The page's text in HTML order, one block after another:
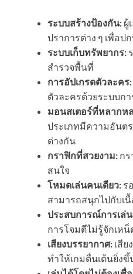
ระบบสร้างป้องกัน: ผู้
ปราการต่าง ๆ เพื่อป
ระบบเก็บทรัพยากร:
สำรวจพื้นที่
การอัปเกรดตัวละคร:
ตัวละครด้วยระบบก
มอนสเตอร์ที่หลากห
ประเภทมีความอันต
ต่างกัน
กราฟิกที่สวยงาม: ก
สนใจ
โหมดเล่นคนเดียว: ร
สามารถสนุกไปกับเนื้
ประสบการณ์การเล่
การโจมตีไม่รู้จักเห
เสียงบรรยากาศ: เสีย
ทำให้เกมตื่นเต้นยิ่งขึ้